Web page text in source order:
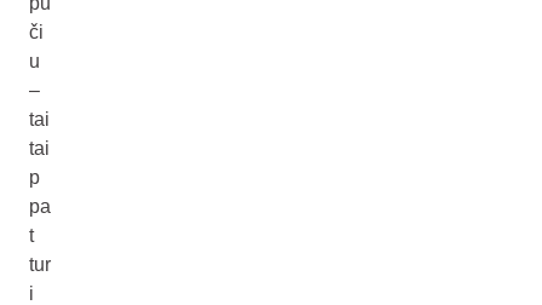
či
u
–
tai
tai
p
pa
t
tur
i